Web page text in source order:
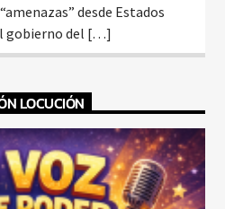
desde Estados
gobierno del […]
LOCUCIÓN